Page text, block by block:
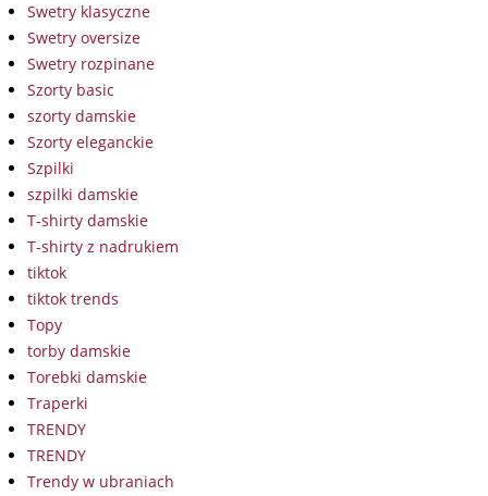
Swetry klasyczne
Swetry oversize
Swetry rozpinane
Szorty basic
szorty damskie
Szorty eleganckie
Szpilki
szpilki damskie
T-shirty damskie
T-shirty z nadrukiem
tiktok
tiktok trends
Topy
torby damskie
Torebki damskie
Traperki
TRENDY
TRENDY
Trendy w ubraniach